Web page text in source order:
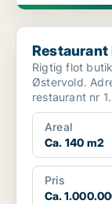
Restaurant i
Restaurant
Rigtig flot
Østervold.
Areal
Ca. 140 m2
Pris
Ca.